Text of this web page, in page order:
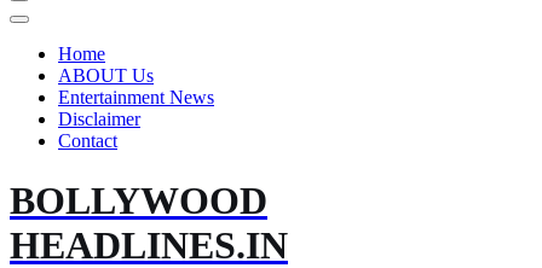
Home
ABOUT Us
Entertainment News
Disclaimer
Contact
BOLLYWOOD
HEADLINES.IN